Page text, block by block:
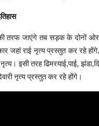
तरफ जाएंगे तब सड़क के दोनों
राई नृत्य प्रस्तुत कर रहे
नृत्य। इसी तरह ढिमरयाई,पाई,
नृत्य प्रस्तुत कर रहे होंगे।